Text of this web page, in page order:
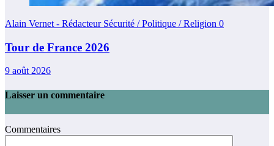
Alain Vernet - Rédacteur Sécurité / Politique / Religion 0
Tour de France 2026
9 août 2026
Laisser un commentaire
Commentaires